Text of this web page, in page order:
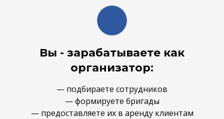
Вы - зарабатываете как
организатор:
— подбираете сотрудников
— формируете бригады
— предоставляете их в аренду клиентам